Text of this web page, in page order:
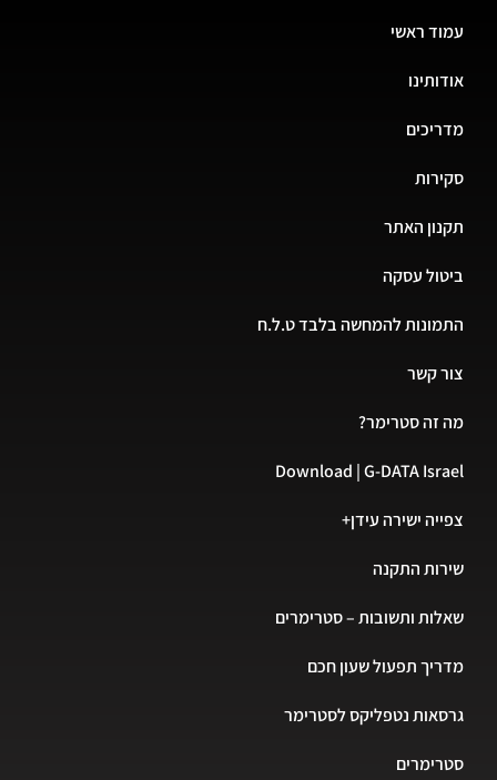
עמוד ראשי
אודותינו
מדריכים
סקירות
תקנון האתר
ביטול עסקה
התמונות להמחשה בלבד ט.ל.ח
צור קשר
מה זה סטרימר?
Download | G-DATA Israel
צפייה ישירה עידן+
שירות התקנה
שאלות ותשובות – סטרימרים
מדריך תפעול שעון חכם
גרסאות נטפליקס לסטרימר
סטרימרים